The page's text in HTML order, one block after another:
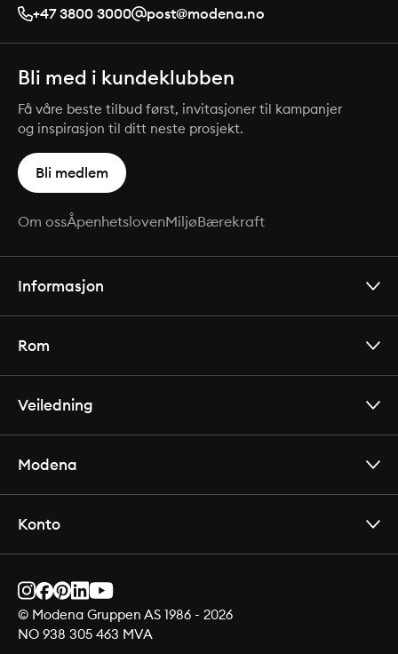
+47 3800 3000 post@modena.no
Bli med i kundeklubben
Få våre beste tilbud først, invitasjoner til kampanjer
og inspirasjon til ditt neste prosjekt.
Bli medlem
Om ossÅpenhetslovenMiljøBærekraft
Informasjon
Rom
Veiledning
Modena
Konto
© Modena Gruppen AS 1986 - 2026
NO 938 305 463 MVA